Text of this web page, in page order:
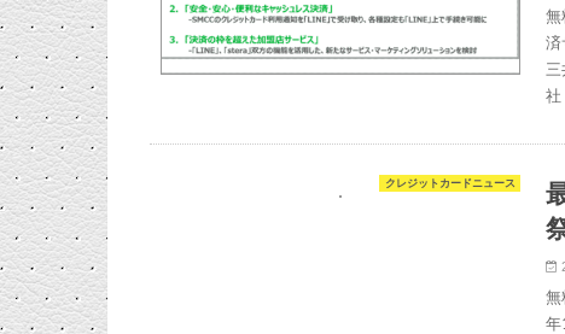
無
済
三
クレジットカードニュース
無
年